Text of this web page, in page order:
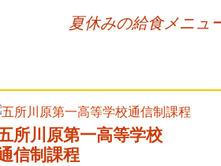
夏休みの給食メニュ
所川原第一高等学校
信制課程